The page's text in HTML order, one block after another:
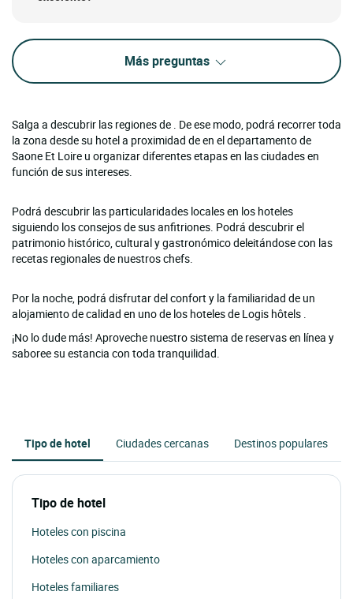
Más preguntas
Salga a descubrir las regiones de . De ese modo, podrá recorrer toda
la zona desde su hotel a proximidad de en el departamento de
Saone Et Loire u organizar diferentes etapas en las ciudades en
función de sus intereses.
Podrá descubrir las particularidades locales en los hoteles
siguiendo los consejos de sus anfitriones. Podrá descubrir el
patrimonio histórico, cultural y gastronómico deleitándose con las
recetas regionales de nuestros chefs.
Por la noche, podrá disfrutar del confort y la familiaridad de un
alojamiento de calidad en uno de los hoteles de Logis hôtels .
¡No lo dude más! Aproveche nuestro sistema de reservas en línea y
saboree su estancia con toda tranquilidad.
Tipo de hotel Ciudades cercanas Destinos populares
Tipo de hotel
Hoteles con piscina
Hoteles con aparcamiento
Hoteles familiares